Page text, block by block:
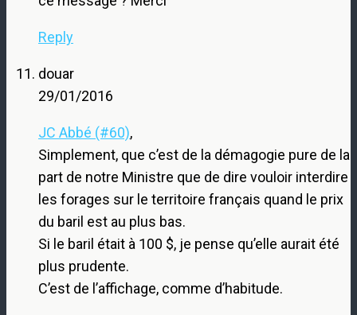
Reply
douar
29/01/2016
JC Abbé (#60),
Simplement, que c’est de la démagogie pure de la
part de notre Ministre que de dire vouloir interdire
les forages sur le territoire français quand le prix
du baril est au plus bas.
Si le baril était à 100 $, je pense qu’elle aurait été
plus prudente.
C’est de l’affichage, comme d’habitude.